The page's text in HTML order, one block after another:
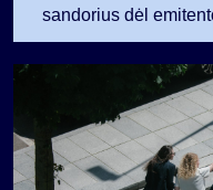
sandorius dėl